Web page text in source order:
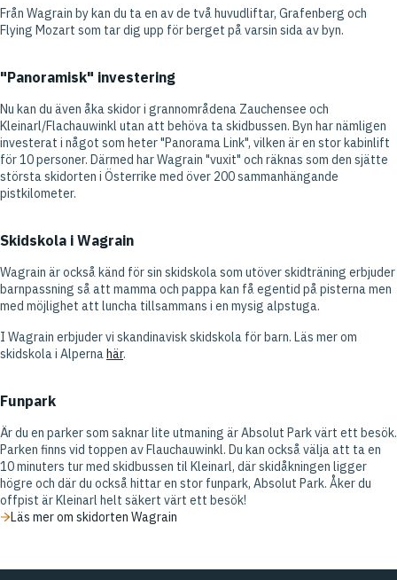
Från Wagrain by kan du ta en av de två huvudliftar, Grafenberg och
Flying Mozart som tar dig upp för berget på varsin sida av byn.
"Panoramisk" investering
Nu kan du även åka skidor i grannområdena Zauchensee och
Kleinarl/Flachauwinkl utan att behöva ta skidbussen. Byn har nämligen
investerat i något som heter "Panorama Link", vilken är en stor kabinlift
för 10 personer. Därmed har Wagrain "vuxit" och räknas som den sjätte
största skidorten i Österrike med över 200 sammanhängande
pistkilometer.
Skidskola i Wagrain
Wagrain är också känd för sin skidskola som utöver skidträning erbjuder
barnpassning så att mamma och pappa kan få egentid på pisterna men
med möjlighet att luncha tillsammans i en mysig alpstuga.
I Wagrain erbjuder vi skandinavisk skidskola för barn. Läs mer om
skidskola i Alperna här.
Funpark
Är du en parker som saknar lite utmaning är Absolut Park värt ett besök.
Parken finns vid toppen av Flauchauwinkl. Du kan också välja att ta en
10 minuters tur med skidbussen til Kleinarl, där skidåkningen ligger
högre och där du också hittar en stor funpark, Absolut Park. Åker du
offpist är Kleinarl helt säkert värt ett besök!
Läs mer om skidorten Wagrain